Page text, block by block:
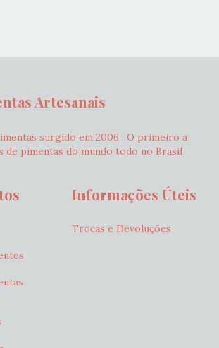
Artesanais
surgido em 2006 . O primeiro a
de pimentas do mundo todo no Brasil
Informações Úteis
Trocas e Devoluções